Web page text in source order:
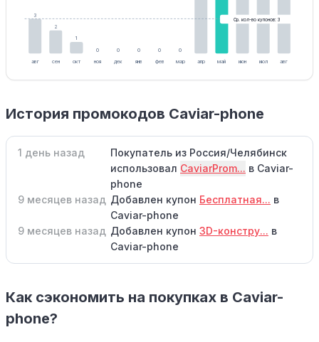
3
авг
2
сен
1
окт
0
ноя
0
дек
0
янв
0
фев
0
мар
апр май июн июл авг
Ср. кол-во купонов: 3
История промокодов Caviar-phone
1 день назад
Покупатель из Россия/Челябинск
использовал CaviarProm... в Caviar-
phone
9 месяцев назад Добавлен купон Бесплатная... в
Caviar-phone
9 месяцев назад Добавлен купон 3D-констру... в
Caviar-phone
Как сэкономить на покупках в Caviar-
phone?